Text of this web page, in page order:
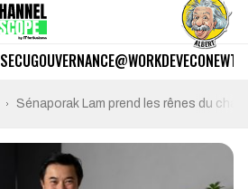
SECUGOUVERNANCE@WORKDEVECO
Sénaporak Lam prend les rênes du